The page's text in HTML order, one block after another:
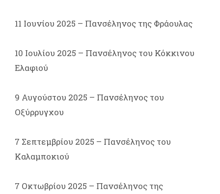
11 Ιουνίου 2025 – Πανσέληνος της Φράουλας
10 Ιουλίου 2025 – Πανσέληνος του Κόκκινου
Ελαφιού
9 Αυγούστου 2025 – Πανσέληνος του
Οξύρρυγχου
7 Σεπτεμβρίου 2025 – Πανσέληνος του
Καλαμποκιού
7 Οκτωβρίου 2025 – Πανσέληνος της